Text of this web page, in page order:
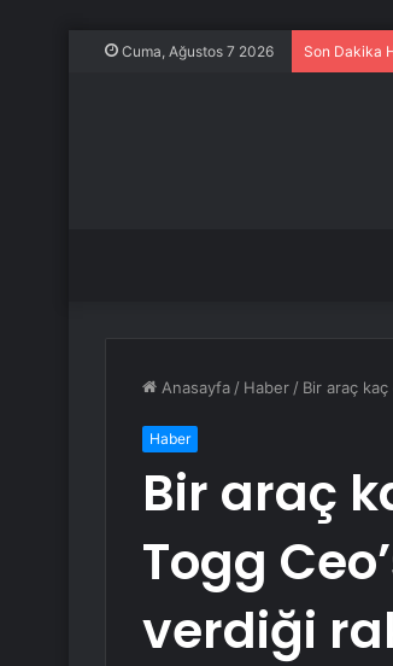
Cuma, Ağustos 7 2026 Son Dakika
Anasayfa / Haber / Bir araç kaç
Haber
Bir araç
Togg
verdiği